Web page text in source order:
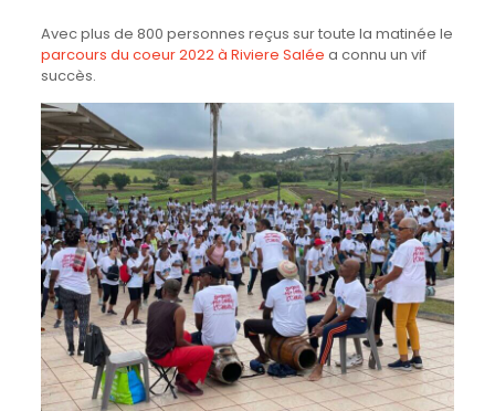
Avec plus de 800 personnes reçus sur toute la matinée le
parcours du coeur 2022 à Riviere Salée a connu un vif
succès.